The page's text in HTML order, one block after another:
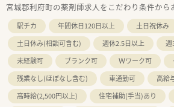
宮城郡利府町の薬剤師求人をこだわり条件から
駅チカ 年間休日120日以上
土日祝休み
土日休み(相談可含む)
週休2.5日以上 週
未経験可
ブランク可 Ｗワーク可
残業なし(ほぼなし含む)
車通勤可
高給
高時給(2,500円以上)
住宅補助(手当)あり